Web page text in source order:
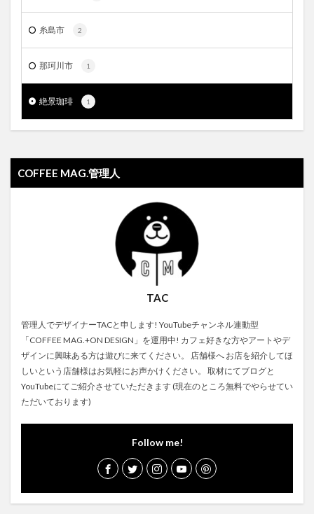
糸島市 2
那珂川市 1
絶景珈琲 1
COFFEE MAG.管理人
TAC
管理人でデザイナーTACと申します! YouTubeチャンネル連動型
「COFFEE MAG.+ON DESIGN」を運用中! カフェ好きな方やアートやデ
ザインに興味ある方は遊びに来てください。 店舗様へ お店を紹介してほ
しいという店舗様はお気軽にお声かけください。 取材にてブログと
YouTubeにてご紹介させていただきます (現在のところ無料でやらせてい
ただいております)
Follow me!